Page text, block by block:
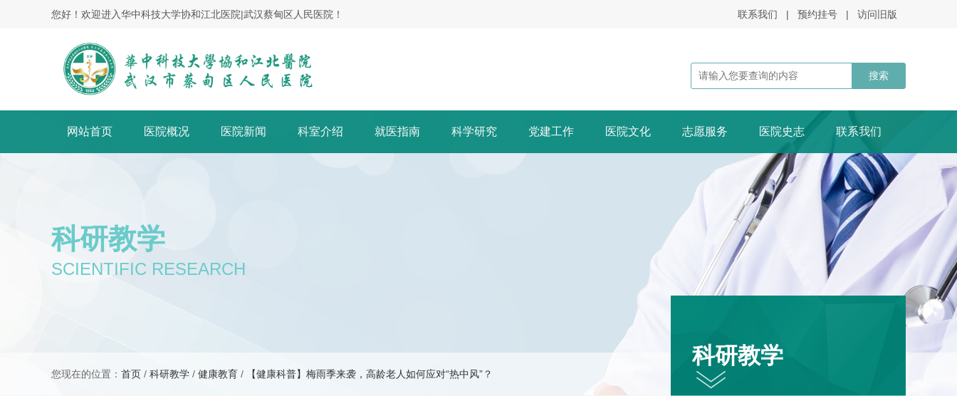
您好！欢迎进入华中科技大学协和江北医院|武汉蔡甸区人民医院！ 联系我们 | 预约挂号 | 访问旧版
网站首页 医院概况 医院新闻 科室介绍 就医指南 科学研究 党建工作 医院文化 志愿服务 医院史志 联系我们
科研教学
SCIENTIFIC RESEARCH
您现在的位置： 首页 / 科研教学 / 健康教育 / 【健康科普】梅雨季来袭，高龄老人如何应对“热中风”？
科研教学